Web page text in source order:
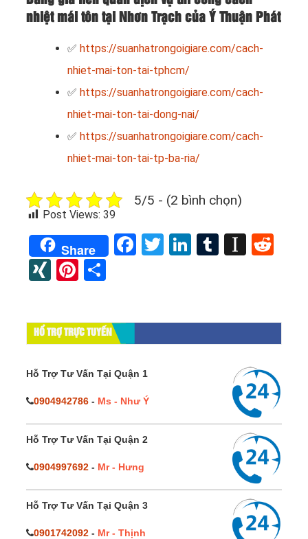
nhiệt mái tôn tại Nhơn Trạch của Ý Thuận Phát
✅ https://suanhatrongoigiare.com/cach-
nhiet-mai-ton-tai-tphcm/
✅ https://suanhatrongoigiare.com/cach-
nhiet-mai-ton-tai-dong-nai/
✅ https://suanhatrongoigiare.com/cach-
nhiet-mai-ton-tai-tp-ba-ria/
5/5 - (2 bình chọn)
Post Views: 39
Share Facebook
TwitterLinkedIn
Tumblr
XINGPinterest
HỔ TRỢ TRỰC TUYẾN
Hỗ Trợ Tư Vấn Tại Quận 1
0904942786 - Ms - Như Ý
Hỗ Trợ Tư Vấn Tại Quận 2
0904997692 - Mr - Hưng
Hỗ Trợ Tư Vấn Tại Quận 3
0901742092 - Mr - Thịnh